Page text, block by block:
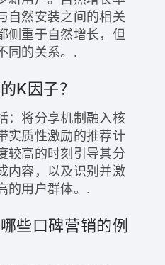
自然安装之间的相关
侧重于自然增长，但
同的关系。.
K因子？
：将分享机制融入核
实质性激励的推荐计
较高的时刻引导其分
内容，以及识别并激
的用户群体。.
些口碑营销的例